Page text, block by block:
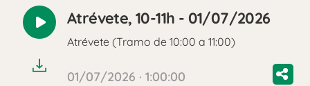
Reproducir
audio
Atrévete, 10-11h - 01/07/2026
Atrévete (Tramo de 10:00 a 11:00)
01/07/2026 · 1:00:00